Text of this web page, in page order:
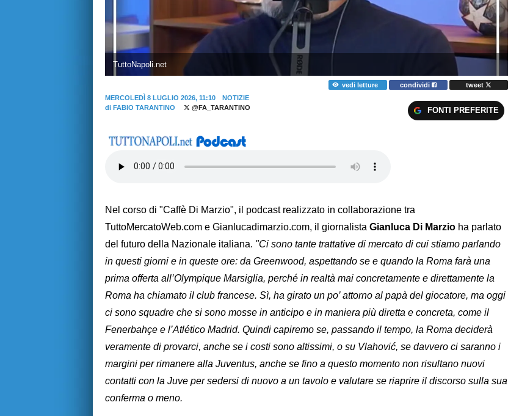
TuttoNapoli.net
vedi letture condividi
tweet
MERCOLEDÌ 8 LUGLIO 2026, 11:10
NOTIZIE
di FABIO TARANTINO @FA_TARANTINO FONTI PREFERITE
Nel corso di "Caffè Di Marzio", il podcast realizzato in collaborazione tra
TuttoMercatoWeb.com e Gianlucadimarzio.com, il giornalista Gianluca Di Marzio ha parlato
del futuro della Nazionale italiana. "Ci sono tante trattative di mercato di cui stiamo parlando
in questi giorni e in queste ore: da Greenwood, aspettando se e quando la Roma farà una
prima offerta all’Olympique Marsiglia, perché in realtà mai concretamente e direttamente la
Roma ha chiamato il club francese. Sì, ha girato un po’ attorno al papà del giocatore, ma oggi
ci sono squadre che si sono mosse in anticipo e in maniera più diretta e concreta, come il
Fenerbahçe e l’Atlético Madrid. Quindi capiremo se, passando il tempo, la Roma deciderà
veramente di provarci, anche se i costi sono altissimi, o su Vlahović, se davvero ci saranno i
margini per rimanere alla Juventus, anche se fino a questo momento non risultano nuovi
contatti con la Juve per sedersi di nuovo a un tavolo e valutare se riaprire il discorso sulla sua
conferma o meno.